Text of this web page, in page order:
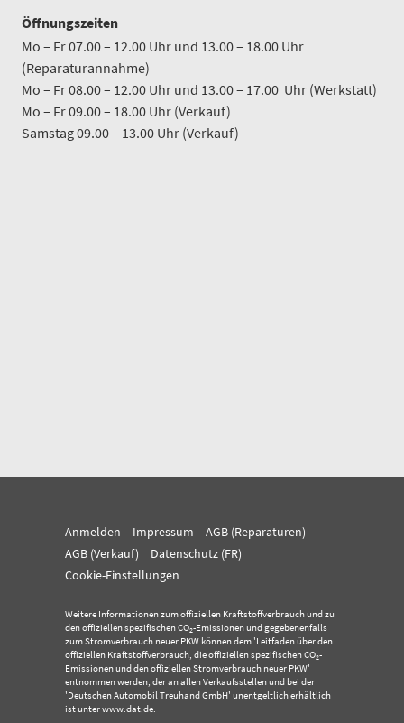
Öffnungszeiten
Mo – Fr 07.00 – 12.00 Uhr und 13.00 – 18.00 Uhr
(Reparaturannahme)
Mo – Fr 08.00 – 12.00 Uhr und 13.00 – 17.00 Uhr (Werkstatt)
Mo – Fr 09.00 – 18.00 Uhr (Verkauf)
Samstag 09.00 – 13.00 Uhr (Verkauf)
Anmelden Impressum
AGB (Reparaturen)
AGB (Verkauf)
Datenschutz (FR)
Cookie-Einstellungen
Weitere Informationen zum offiziellen Kraftstoffverbrauch und zu
den offiziellen spezifischen CO2-Emissionen und gegebenenfalls
zum Stromverbrauch neuer PKW können dem 'Leitfaden über den
offiziellen Kraftstoffverbrauch, die offiziellen spezifischen CO2-
Emissionen und den offiziellen Stromverbrauch neuer PKW'
entnommen werden, der an allen Verkaufsstellen und bei der
'Deutschen Automobil Treuhand GmbH' unentgeltlich erhältlich
ist unter www.dat.de.